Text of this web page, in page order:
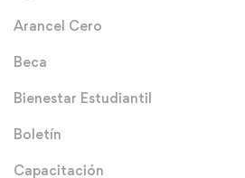
Arancel Cero
Beca
Bienestar Estudiantil
Boletín
Capacitación